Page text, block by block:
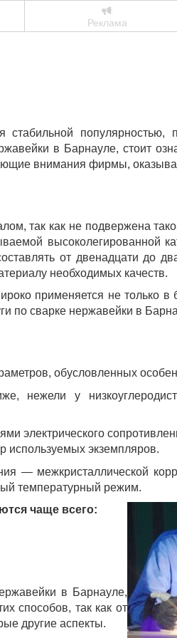
Реклама
стабильной
в Барнауле, стоит
внимания фирмы,
так как не подвержена
высоколегированной
от двенадцати до
необходимых качеств.
применяется не только
по сварке нержавейки в
обусловленных
нежели у
электрического
используемых экземпляров.
— межкристаллической
температурный режим.
чаще всего:
в Барнауле,
способов, так как от
другие аспекты.